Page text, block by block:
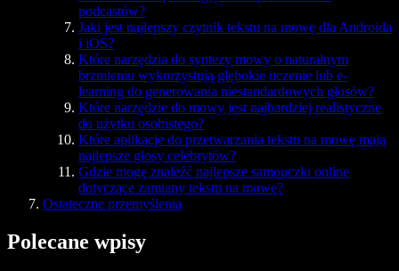
podcastów?
Jaki jest najlepszy czytnik tekstu na mowę dla Androida
i iOS?
Które narzędzia do syntezy mowy o naturalnym
brzmieniu wykorzystują głębokie uczenie lub e-
learning do generowania niestandardowych głosów?
Które narzędzie do mowy jest najbardziej realistyczne
do użytku osobistego?
Które aplikacje do przetwarzania tekstu na mowę mają
najlepsze głosy celebrytów?
Gdzie mogę znaleźć najlepsze samouczki online
dotyczące zamiany tekstu na mowę?
Ostateczne przemyślenia
Polecane wpisy